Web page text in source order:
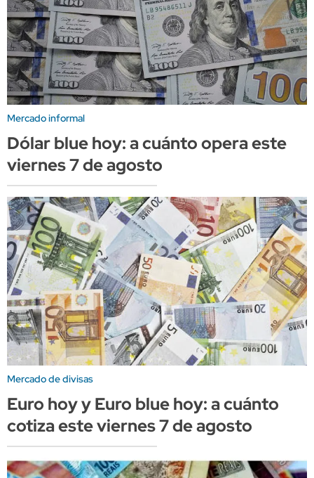
Mercado informal
Dólar blue hoy: a cuánto opera este
viernes 7 de agosto
Mercado de divisas
Euro hoy y Euro blue hoy: a cuánto
cotiza este viernes 7 de agosto